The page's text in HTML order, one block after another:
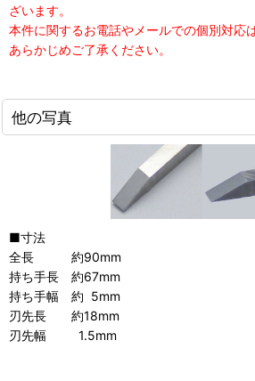
ざいます。
本件に関するお電話やメールでの個別対応
あらかじめご了承ください。
他の写真
■寸法
全長 約90mm
持ち手長 約67mm
持ち手幅 約 5mm
刃先長 約18mm
刃先幅 1.5mm